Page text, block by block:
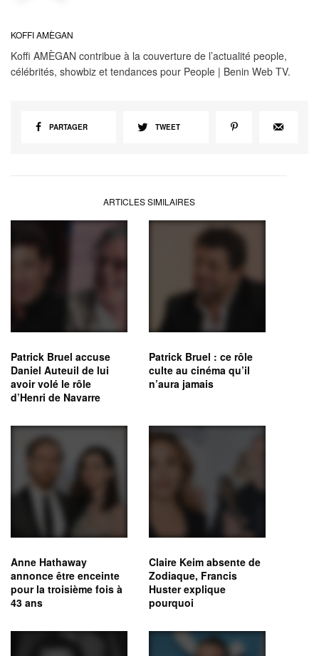
KOFFI AMÈGAN
Koffi AMÈGAN contribue à la couverture de l’actualité people,
célébrités, showbiz et tendances pour People | Benin Web TV.
PARTAGER TWEET
ARTICLES SIMILAIRES
Patrick Bruel accuse
Daniel Auteuil de lui
avoir volé le rôle
d’Henri de Navarre
Patrick Bruel : ce rôle
culte au cinéma qu’il
n’aura jamais
Anne Hathaway
annonce être enceinte
pour la troisième fois à
43 ans
Claire Keim absente de
Zodiaque, Francis
Huster explique
pourquoi